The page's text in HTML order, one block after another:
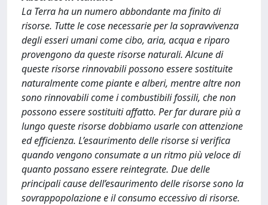
La Terra ha un numero abbondante ma finito di
risorse. Tutte le cose necessarie per la sopravvivenza
degli esseri umani come cibo, aria, acqua e riparo
provengono da queste risorse naturali. Alcune di
queste risorse rinnovabili possono essere sostituite
naturalmente come piante e alberi, mentre altre non
sono rinnovabili come i combustibili fossili, che non
possono essere sostituiti affatto. Per far durare più a
lungo queste risorse dobbiamo usarle con attenzione
ed efficienza. L’esaurimento delle risorse si verifica
quando vengono consumate a un ritmo più veloce di
quanto possano essere reintegrate. Due delle
principali cause dell’esaurimento delle risorse sono la
sovrappopolazione e il consumo eccessivo di risorse.